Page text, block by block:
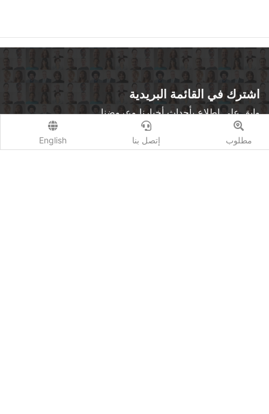
اشترك في القائمة البريدية
وابق على اطلاع بأحداث أخبارنا وعروضنا
مطلوب إتصل بنا English